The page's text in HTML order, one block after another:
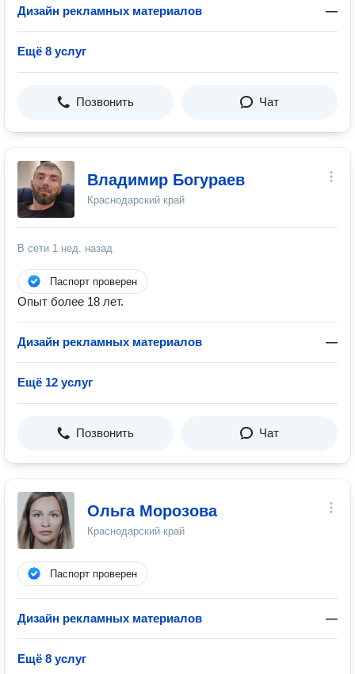
Дизайн рекламных материалов —
Ещё 8 услуг
Позвонить Чат
Владимир Богураев
Краснодарский край
В сети 1 нед. назад
Паспорт проверен
Опыт более 18 лет.
Дизайн рекламных материалов —
Ещё 12 услуг
Позвонить Чат
Ольга Морозова
Краснодарский край
Паспорт проверен
Дизайн рекламных материалов —
Ещё 8 услуг